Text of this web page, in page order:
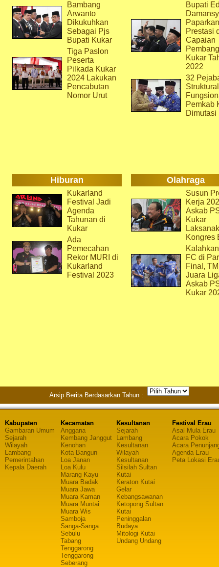
Bambang
Arwanto
Dikukuhkan
Sebagai Pjs
Bupati Kukar
Tiga Paslon
Peserta
Pilkada Kukar
2024 Lakukan
Pencabutan
Nomor Urut
Bupati
Paparkan
Prestasi
Capaian
Kukar
2022
32
Pemkab
Dimutasi
Hiburan Olahraga
Kukarland
Festival Jadi
Agenda
Tahunan di
Kukar
Ada
Pemecahan
Rekor MURI di
Kukarland
Festival 2023
Susun
Kerja
Askab
Kukar
Kongres
FC di
Final,
Juara
Askab
Kukar
Arsip Berita Berdasarkan Tahun :
Kabupaten
Gambaran Umum
Sejarah
Wilayah
Lambang
Pemerintahan
Kepala Daerah
Kecamatan
Anggana
Kembang Janggut
Kenohan
Kota Bangun
Loa Janan
Loa Kulu
Marang Kayu
Muara Badak
Muara Jawa
Muara Kaman
Muara Muntai
Muara Wis
Samboja
Sanga-Sanga
Sebulu
Tabang
Tenggarong
Tenggarong
Seberang
Kesultanan
Sejarah
Lambang
Kesultanan
Wilayah
Kesultanan
Silsilah Sultan
Kutai
Keraton Kutai
Gelar
Kebangsawanan
Ketopong Sultan
Kutai
Peninggalan
Budaya
Mitologi Kutai
Undang Undang
Festival Erau
Asal Mula Erau
Acara Pokok
Acara
Agenda Erau
Peta Lokasi